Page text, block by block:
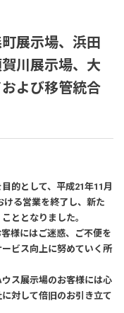
展示場、浜田
川展示場、大
よび移管統合
的として、平成21年11月
ける営業を終了し、新た
ととなりました。
様にはご迷惑、ご不便を
ビス向上に努めていく所
ス展示場のお客様には心
対して倍旧のお引き立て